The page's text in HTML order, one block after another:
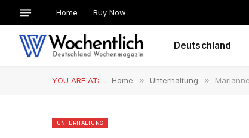
Home Buy Now
Deutschland
YOU ARE AT: Home » Unterhaltung »
UNTERHALTUNG